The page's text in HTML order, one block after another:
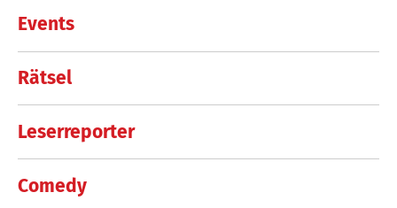
Events
Rätsel
Leserreporter
Comedy